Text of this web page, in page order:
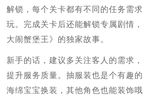
解锁，每个关卡都有不同的任务需
玩。完成关卡后还能解锁专属剧情
大闹蟹堡王》的独家故事。
新手的话，建议多关注客人的需求
提升服务质量。抽服装也是个有趣
海绵宝宝换装，其他角色也能装饰